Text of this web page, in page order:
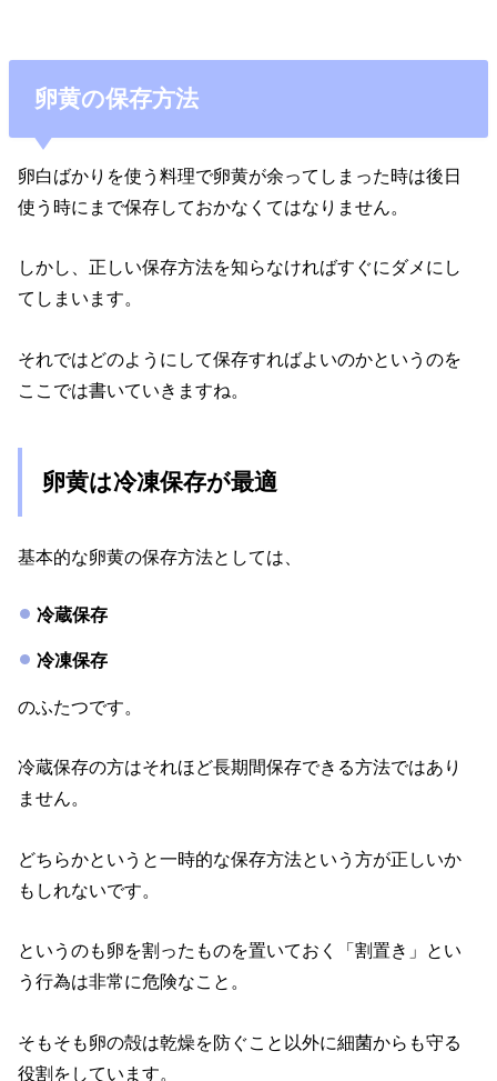
卵黄の保存方法
卵白ばかりを使う料理で卵黄が余ってしまった時は後日
使う時にまで保存しておかなくてはなりません。
しかし、正しい保存方法を知らなければすぐにダメにし
てしまいます。
それではどのようにして保存すればよいのかというのを
ここでは書いていきますね。
卵黄は冷凍保存が最適
基本的な卵黄の保存方法としては、
冷蔵保存
冷凍保存
のふたつです。
冷蔵保存の方はそれほど長期間保存できる方法ではあり
ません。
どちらかというと一時的な保存方法という方が正しいか
もしれないです。
というのも卵を割ったものを置いておく「割置き」とい
う行為は非常に危険なこと。
そもそも卵の殻は乾燥を防ぐこと以外に細菌からも守る
役割をしています。